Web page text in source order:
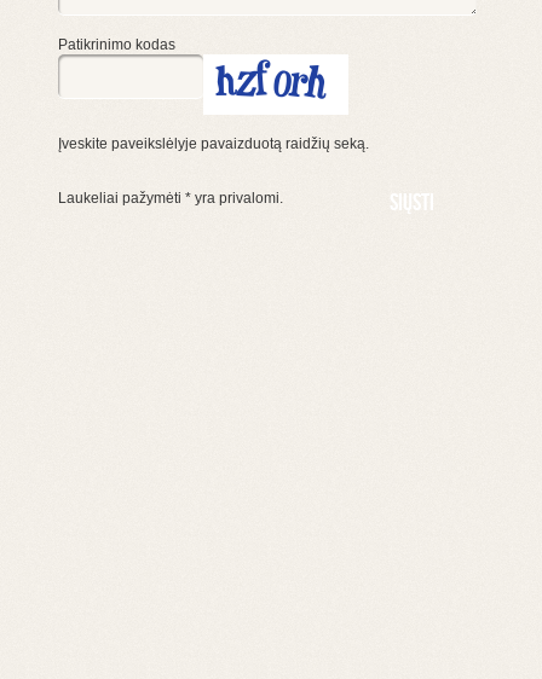
Patikrinimo kodas
Įveskite paveikslėlyje pavaizduotą raidžių seką.
Laukeliai pažymėti * yra privalomi.